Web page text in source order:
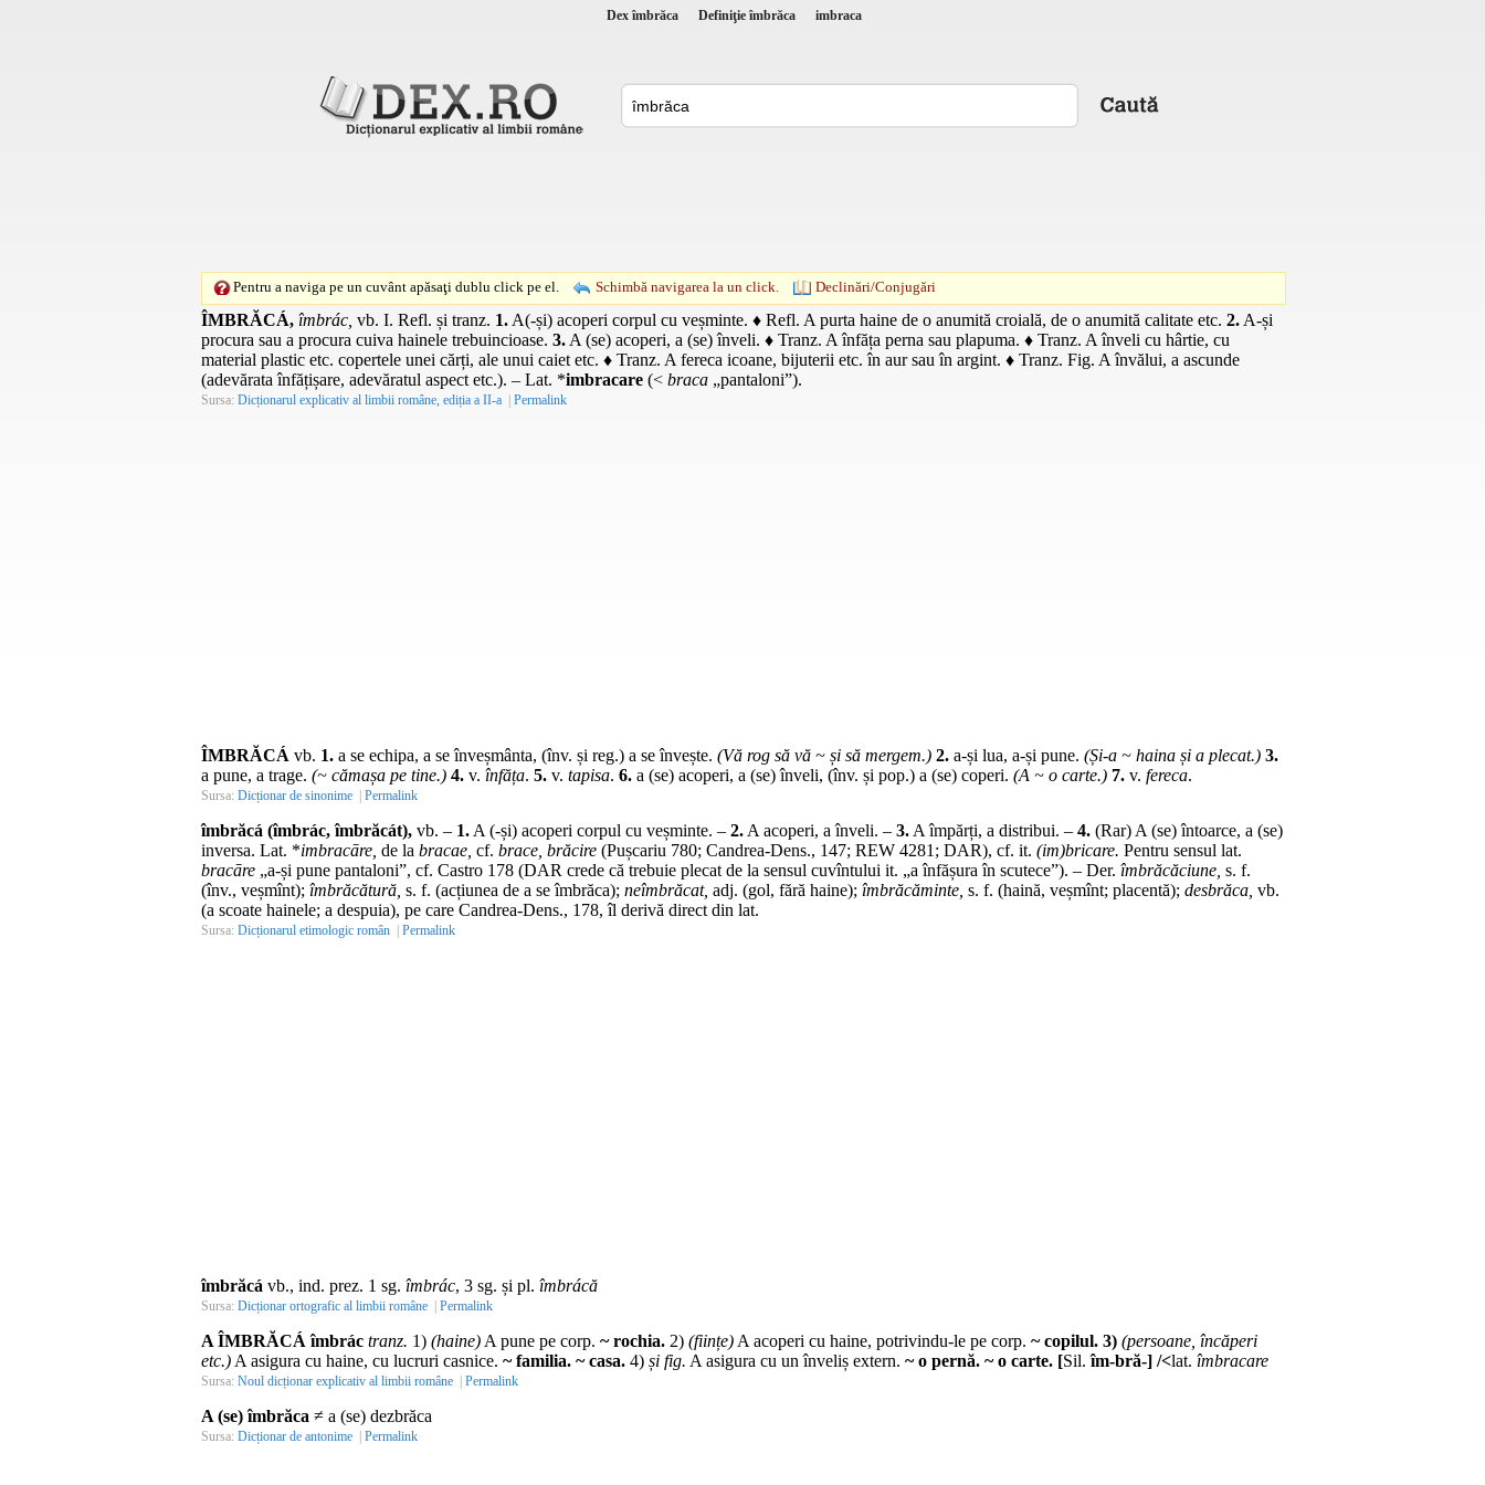
Dex îmbrăca Definiţie îmbrăca imbraca
Pentru a naviga pe un cuvânt apăsaţi dublu click pe el. Schimbă navigarea la un click. Declinări/Conjugări
ÎMBRĂCÁ, îmbrác, vb. I. Refl. și tranz. 1. A(-și) acoperi corpul cu veșminte. ♦ Refl. A purta haine de o anumită croială, de o anumită calitate etc. 2. A-și
procura sau a procura cuiva hainele trebuincioase. 3. A (se) acoperi, a (se) înveli. ♦ Tranz. A înfăța perna sau plapuma. ♦ Tranz. A înveli cu hârtie, cu
material plastic etc. copertele unei cărți, ale unui caiet etc. ♦ Tranz. A fereca icoane, bijuterii etc. în aur sau în argint. ♦ Tranz. Fig. A învălui, a ascunde
(adevărata înfățișare, adevăratul aspect etc.). – Lat. *imbracare (< braca „pantaloni”).
Sursa: Dicționarul explicativ al limbii române, ediția a II-a | Permalink
ÎMBRĂCÁ vb. 1. a se echipa, a se înveșmânta, (înv. și reg.) a se învește. (Vă rog să vă ~ și să mergem.) 2. a-și lua, a-și pune. (Și-a ~ haina și a plecat.) 3.
a pune, a trage. (~ cămașa pe tine.) 4. v. înfăța. 5. v. tapisa. 6. a (se) acoperi, a (se) înveli, (înv. și pop.) a (se) coperi. (A ~ o carte.) 7. v. fereca.
Sursa: Dicționar de sinonime | Permalink
îmbrăcá (îmbrác, îmbrăcát), vb. – 1. A (-și) acoperi corpul cu veșminte. – 2. A acoperi, a înveli. – 3. A împărți, a distribui. – 4. (Rar) A (se) întoarce, a (se)
inversa. Lat. *imbracāre, de la bracae, cf. brace, brăcire (Pușcariu 780; Candrea-Dens., 147; REW 4281; DAR), cf. it. (im)bricare. Pentru sensul lat.
bracāre „a-și pune pantaloni”, cf. Castro 178 (DAR crede că trebuie plecat de la sensul cuvîntului it. „a înfășura în scutece”). – Der. îmbrăcăciune, s. f.
(înv., veșmînt); îmbrăcătură, s. f. (acțiunea de a se îmbrăca); neîmbrăcat, adj. (gol, fără haine); îmbrăcăminte, s. f. (haină, veșmînt; placentă); desbrăca, vb.
(a scoate hainele; a despuia), pe care Candrea-Dens., 178, îl derivă direct din lat.
Sursa: Dicționarul etimologic român | Permalink
îmbrăcá vb., ind. prez. 1 sg. îmbrác, 3 sg. și pl. îmbrácă
Sursa: Dicționar ortografic al limbii române | Permalink
A ÎMBRĂCÁ îmbrác tranz. 1) (haine) A pune pe corp. ~ rochia. 2) (ființe) A acoperi cu haine, potrivindu-le pe corp. ~ copilul. 3) (persoane, încăperi
etc.) A asigura cu haine, cu lucruri casnice. ~ familia. ~ casa. 4) și fig. A asigura cu un înveliș extern. ~ o pernă. ~ o carte. [Sil. îm-bră-] /<lat. îmbracare
Sursa: Noul dicționar explicativ al limbii române | Permalink
A (se) îmbrăca ≠ a (se) dezbrăca
Sursa: Dicționar de antonime | Permalink